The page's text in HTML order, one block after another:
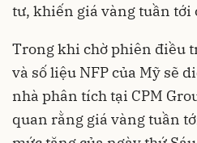
tư, khiến giá vàng tuần tới
Trong khi chờ phiên điều
và số liệu NFP của Mỹ sẽ
nhà phân tích tại CPM
quan rằng giá vàng tuần